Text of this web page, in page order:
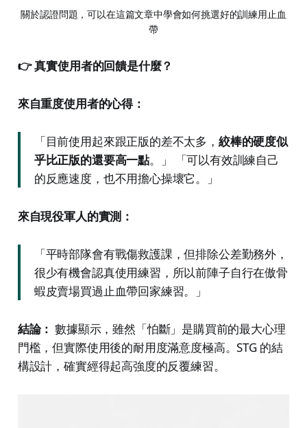
關於認證問題，可以在這篇文章中學會如何挑選好的訓練用止血
帶
👉 真實使用者的回饋是什麼？
來自重度使用者的心得：
「目前使用起來跟正版的差不太多， 絞棒的硬度似
乎比正版的還要高一點。」 「可以有效訓練自己
的反應速度，也不用擔心操壞它。」
來自現役軍人的實測：
「平時部隊會有戰傷救護課，但排除公差勤務外，
很少有機會認真使用練習，所以前陣子自行在傲骨
蝦皮賣場買過止血帶回家練習。」
結論： 數據顯示，雖然「怕斷」是購買前的最大心理
門檻，但實際使用後的耐用度滿意度極高。STG 的結
構設計，確實經得起高強度的反覆練習。